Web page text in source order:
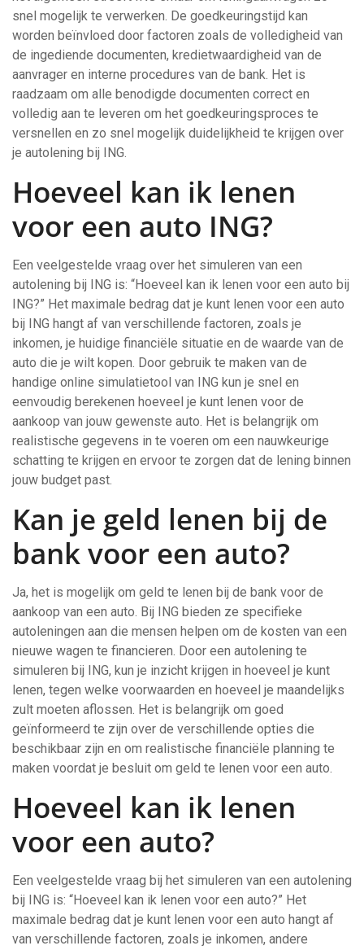
snel mogelijk te verwerken. De goedkeuringstijd kan
worden beïnvloed door factoren zoals de volledigheid van
de ingediende documenten, kredietwaardigheid van de
aanvrager en interne procedures van de bank. Het is
raadzaam om alle benodigde documenten correct en
volledig aan te leveren om het goedkeuringsproces te
versnellen en zo snel mogelijk duidelijkheid te krijgen over
je autolening bij ING.
Hoeveel kan ik lenen
voor een auto ING?
Een veelgestelde vraag over het simuleren van een
autolening bij ING is: “Hoeveel kan ik lenen voor een auto bij
ING?” Het maximale bedrag dat je kunt lenen voor een auto
bij ING hangt af van verschillende factoren, zoals je
inkomen, je huidige financiële situatie en de waarde van de
auto die je wilt kopen. Door gebruik te maken van de
handige online simulatietool van ING kun je snel en
eenvoudig berekenen hoeveel je kunt lenen voor de
aankoop van jouw gewenste auto. Het is belangrijk om
realistische gegevens in te voeren om een nauwkeurige
schatting te krijgen en ervoor te zorgen dat de lening binnen
jouw budget past.
Kan je geld lenen bij de
bank voor een auto?
Ja, het is mogelijk om geld te lenen bij de bank voor de
aankoop van een auto. Bij ING bieden ze specifieke
autoleningen aan die mensen helpen om de kosten van een
nieuwe wagen te financieren. Door een autolening te
simuleren bij ING, kun je inzicht krijgen in hoeveel je kunt
lenen, tegen welke voorwaarden en hoeveel je maandelijks
zult moeten aflossen. Het is belangrijk om goed
geïnformeerd te zijn over de verschillende opties die
beschikbaar zijn en om realistische financiële planning te
maken voordat je besluit om geld te lenen voor een auto.
Hoeveel kan ik lenen
voor een auto?
Een veelgestelde vraag bij het simuleren van een autolening
bij ING is: “Hoeveel kan ik lenen voor een auto?” Het
maximale bedrag dat je kunt lenen voor een auto hangt af
van verschillende factoren, zoals je inkomen, andere